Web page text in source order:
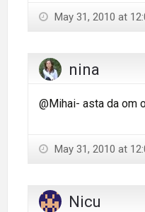
May 31, 2010 at
nina
@Mihai- asta da om
May 31, 2010 at
Nicu